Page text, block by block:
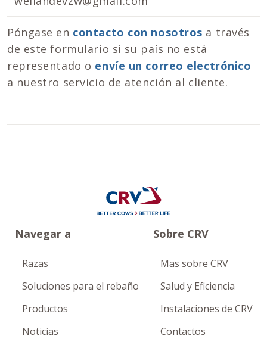
Póngase en contacto con nosotros a través
de este formulario si su país no está
representado o envíe un correo electrónico
a nuestro servicio de atención al cliente.
Navegar a
Razas
Soluciones para el rebaño
Productos
Noticias
Sobre CRV
Mas sobre CRV
Salud y Eficiencia
Instalaciones de CRV
Contactos